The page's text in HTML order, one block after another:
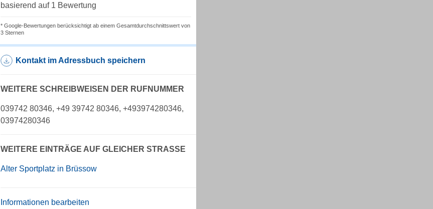
basierend auf 1 Bewertung
* Google-Bewertungen berücksichtigt ab einem Gesamtdurchschnittswert von
3 Sternen
Kontakt im Adressbuch speichern
WEITERE SCHREIBWEISEN DER RUFNUMMER
039742 80346, +49 39742 80346, +493974280346,
03974280346
WEITERE EINTRÄGE AUF GLEICHER STRASSE
Alter Sportplatz in Brüssow
Informationen bearbeiten